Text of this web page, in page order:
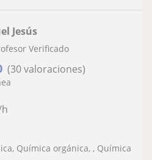
Jesús
Verificado
(30 valoraciones)
Química orgánica, , Química